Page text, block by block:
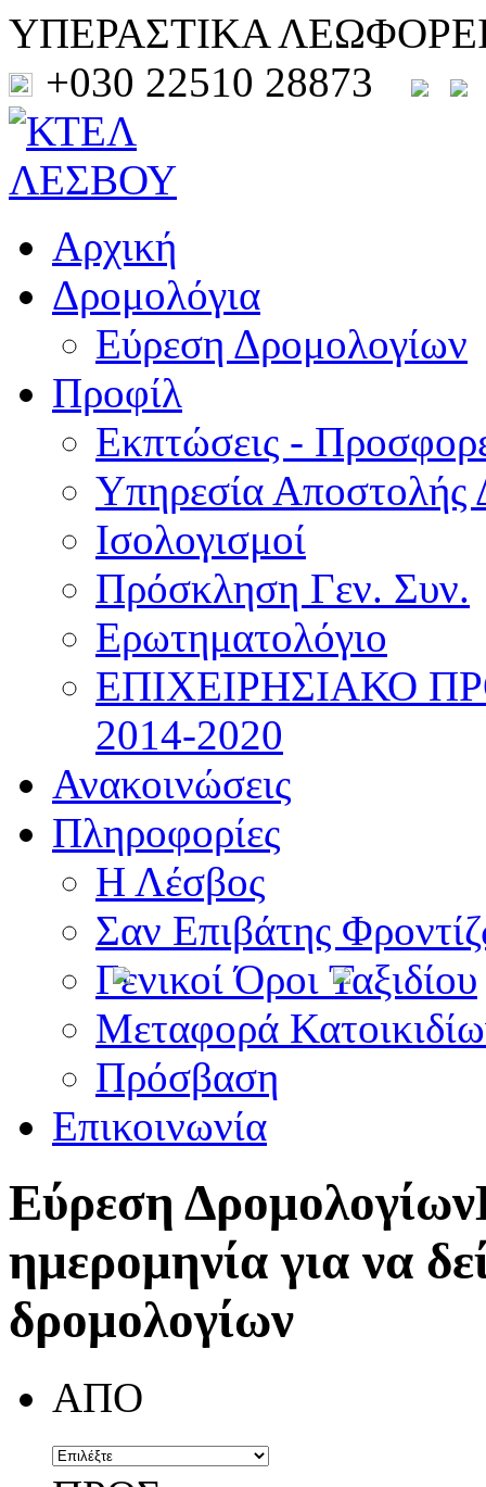
ΥΠΕΡΑΣΤΙΚΑ
+030 22510 28873
Αρχική
Δρομολόγια
Εύρεση Δρομολογίων
Προφίλ
Εκπτώσεις -
Υπηρεσία Αποστολής
Ισολογισμοί
Πρόσκληση Γεν. Συν.
Ερωτηματολόγιο
ΕΠΙΧΕΙΡΗΣΙΑΚΟ
2014-2020
Ανακοινώσεις
Πληροφορίες
Η Λέσβος
Σαν Επιβάτης
Γενικοί Όροι Ταξιδίου
Μεταφορά
Πρόσβαση
Επικοινωνία
Εύρεση Δρομολογίων
ημερομηνία για να
δρομολογίων
ΑΠΟ